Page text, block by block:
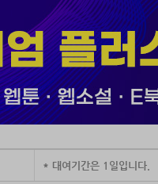
* 대여기간은 1일입니다.